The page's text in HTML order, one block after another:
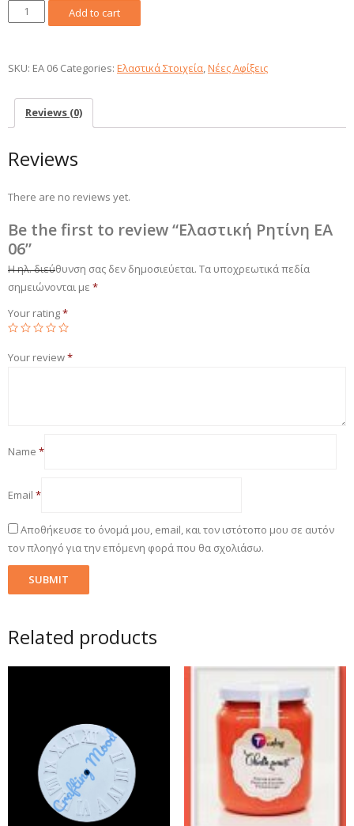
Ελαστική
Ρητίνη
06
Add to cart
SKU: EA 06 Categories: Ελαστικά Στοιχεία,Νέες Αφίξεις
Reviews (0)
Reviews
There are no reviews yet.
Be the first to review “Ελαστική Ρητίνη EA
06”
Η ηλ. διεύθυνση σας δεν δημοσιεύεται. Τα υποχρεωτικά πεδία
σημειώνονται με *
Your rating*
Your review*
Name *
Email *
Αποθήκευσε το όνομά μου, email, και τον ιστότοπο μου σε αυτόν
τον πλοηγό για την επόμενη φορά που θα σχολιάσω.
Related products